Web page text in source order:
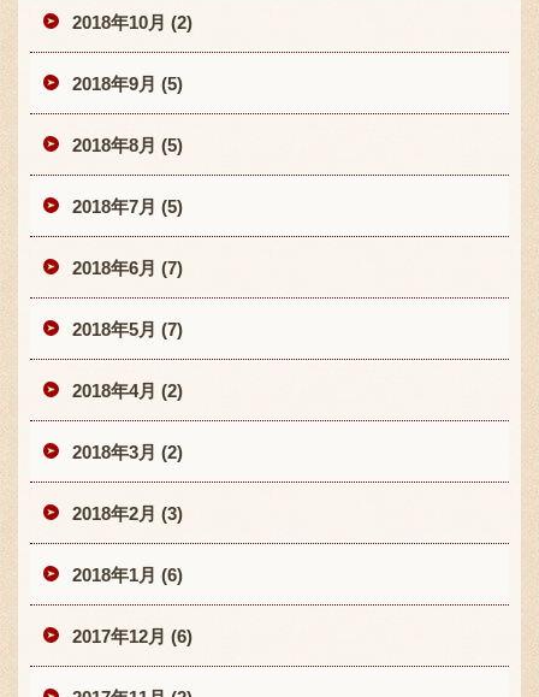
2018年10月 (2)
2018年9月 (5)
2018年8月 (5)
2018年7月 (5)
2018年6月 (7)
2018年5月 (7)
2018年4月 (2)
2018年3月 (2)
2018年2月 (3)
2018年1月 (6)
2017年12月 (6)